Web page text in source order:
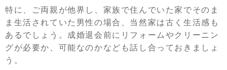
特に、ご両親が他界し、家族で住んでいた家でそのま
ま生活されていた男性の場合、当然家は古く生活感も
あるでしょう。成婚退会前にリフォームやクリーニン
グが必要か、可能なのかなども話し合っておきましょ
う。